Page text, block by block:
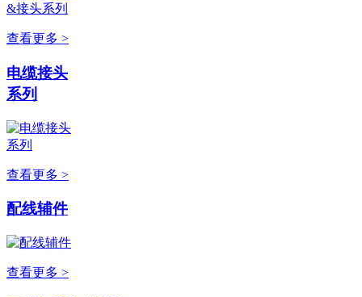
查看更多 >
电缆接头
系列
查看更多 >
配线辅件
查看更多 >